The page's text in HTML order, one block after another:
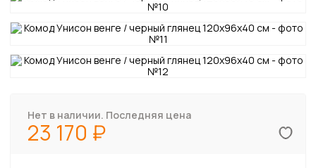
Нет в наличии. Последняя цена
23 170